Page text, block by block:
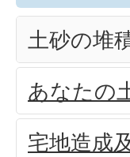
土砂の堆
あなたの
宅地造成